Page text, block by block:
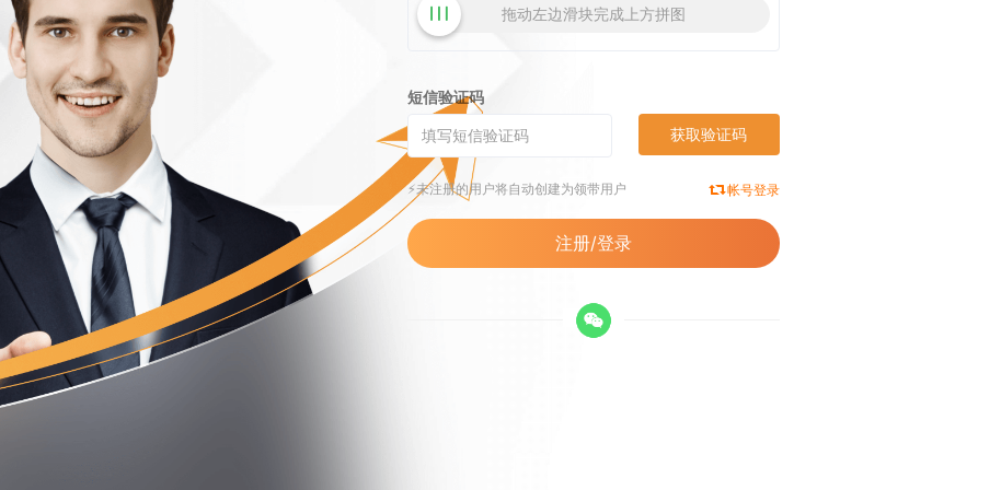
拖动左边滑块完成上方拼图
短信验证码
获取验证码
⚡️未注册的用户将自动创建为领带用户 帐号登录
注册/登录